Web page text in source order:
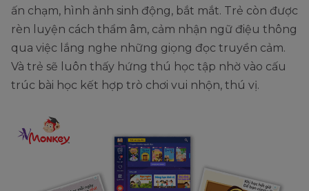
ấn chạm, hình ảnh sinh động, bắt mắt. Trẻ còn được
rèn luyện cách thẩm âm, cảm nhận ngữ điệu thông
qua việc lắng nghe những giọng đọc truyền cảm.
Và trẻ sẽ luôn thấy hứng thú học tập nhờ vào cấu
trúc bài học kết hợp trò chơi vui nhộn, thú vị.